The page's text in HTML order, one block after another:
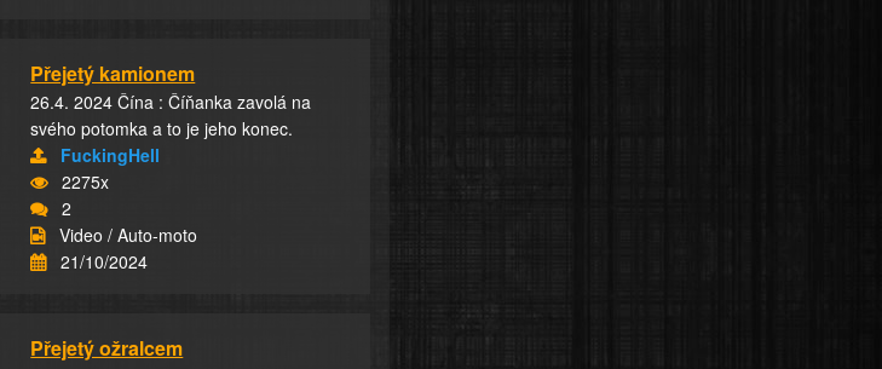
Přejetý kamionem
26.4. 2024 Čína : Číňanka zavolá na
svého potomka a to je jeho konec.
FuckingHell
2275x
2
Video / Auto-moto
21/10/2024
Přejetý ožralcem